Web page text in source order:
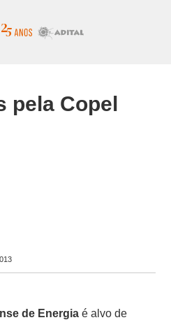
pela Copel
de Energia é alvo de